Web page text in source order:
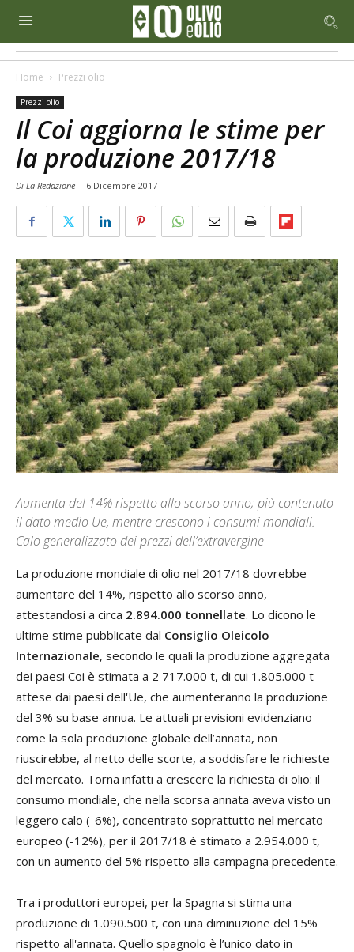
Home Prezzi olio
Prezzi olio
Il Coi aggiorna le stime per
la produzione 2017/18
Di La Redazione - 6 Dicembre 2017
Aumenta del 14% rispetto allo scorso anno; più contenuto
il dato medio Ue, mentre crescono i consumi mondiali.
Calo generalizzato dei prezzi dell’extravergine
La produzione mondiale di olio nel 2017/18 dovrebbe
aumentare del 14%, rispetto allo scorso anno,
attestandosi a circa 2.894.000 tonnellate. Lo dicono le
ultime stime pubblicate dal Consiglio Oleicolo
Internazionale, secondo le quali la produzione aggregata
dei paesi Coi è stimata a 2 717.000 t, di cui 1.805.000 t
attese dai paesi dell'Ue, che aumenteranno la produzione
del 3% su base annua. Le attuali previsioni evidenziano
come la sola produzione globale dell’annata, non
riuscirebbe, al netto delle scorte, a soddisfare le richieste
del mercato. Torna infatti a crescere la richiesta di olio: il
consumo mondiale, che nella scorsa annata aveva visto un
leggero calo (-6%), concentrato soprattutto nel mercato
europeo (-12%), per il 2017/18 è stimato a 2.954.000 t,
con un aumento del 5% rispetto alla campagna precedente.
Tra i produttori europei, per la Spagna si stima una
produzione di 1.090.500 t, con una diminuzione del 15%
rispetto all'annata. Quello spagnolo è l’unico dato in